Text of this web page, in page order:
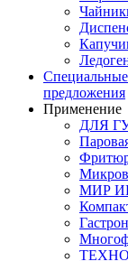
Специальные
предложения
Применение
ДЛЯ
МИР